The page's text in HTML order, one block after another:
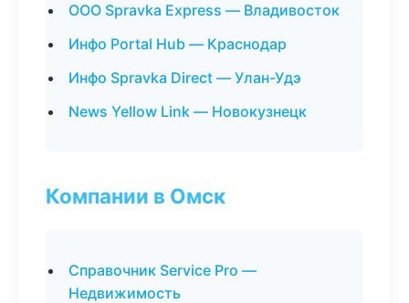
ООО Spravka Express — Владивосток
Инфо Portal Hub — Краснодар
Инфо Spravka Direct — Улан-Удэ
News Yellow Link — Новокузнецк
Компании в Омск
Справочник Service Pro —
Недвижимость